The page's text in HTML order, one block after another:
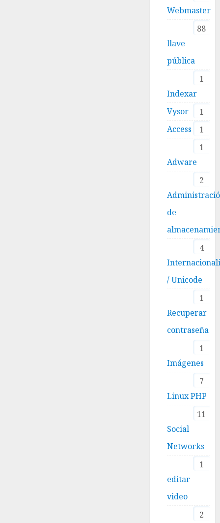
Webmaster
88
llave
pública
1
Indexar
1
Vysor
1
Access
1
Adware
2
de
4
/ Unicode
1
Recuperar
contraseña
1
Imágenes
7
Linux PHP
11
Social
Networks
1
editar
video
2